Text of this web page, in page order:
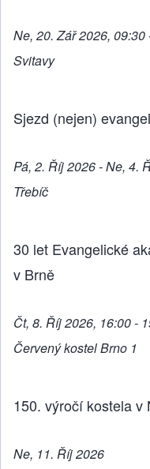
Ne, 20. Zář 2026, 09:30
Svitavy
Sjezd (nejen)
Pá, 2. Říj 2026 - Ne, 4.
Třebíč
30 let Evangelické
v Brně
Čt, 8. Říj 2026, 16:00 -
Červený kostel Brno 1
150. výročí kostela v
Ne, 11. Říj 2026